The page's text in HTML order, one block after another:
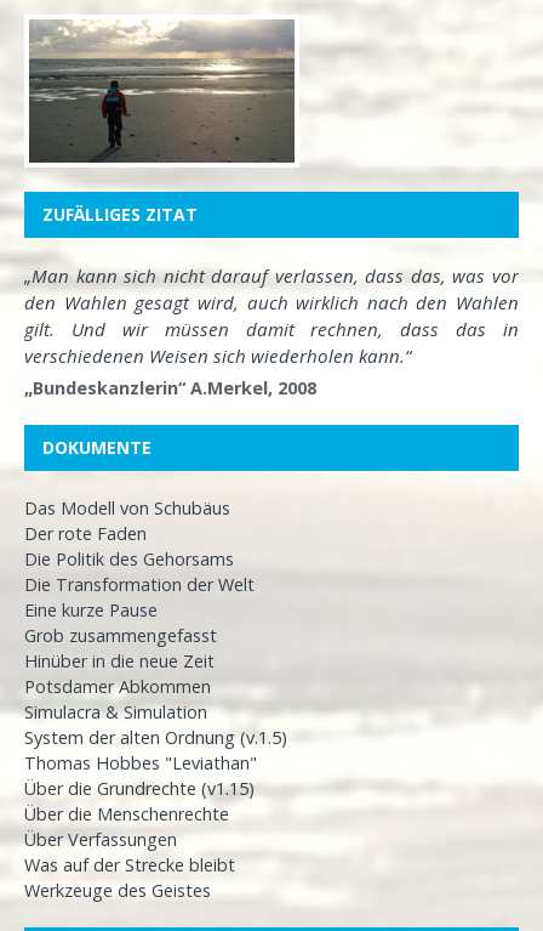
ZUFÄLLIGES ZITAT
„Man kann sich nicht darauf verlassen, dass das, was vor
den Wahlen gesagt wird, auch wirklich nach den Wahlen
gilt. Und wir müssen damit rechnen, dass das in
verschiedenen Weisen sich wiederholen kann.“
„Bundeskanzlerin“ A.Merkel, 2008
DOKUMENTE
Das Modell von Schubäus
Der rote Faden
Die Politik des Gehorsams
Die Transformation der Welt
Eine kurze Pause
Grob zusammengefasst
Hinüber in die neue Zeit
Potsdamer Abkommen
Simulacra & Simulation
System der alten Ordnung (v.1.5)
Thomas Hobbes "Leviathan"
Über die Grundrechte (v1.15)
Über die Menschenrechte
Über Verfassungen
Was auf der Strecke bleibt
Werkzeuge des Geistes